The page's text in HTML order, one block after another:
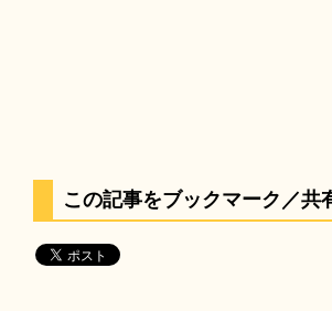
この記事をブックマーク／共